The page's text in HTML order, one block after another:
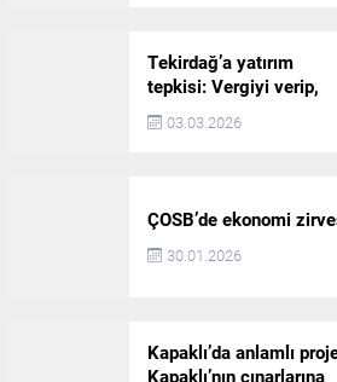
Tekirdağ’a yatırım
tepkisi: Vergiyi verip,
hizmet almayan bir iliz
03.03.2026
ÇOSB’de ekonomi
30.01.2026
Kapaklı’da anlamlı
Kapaklı’nın çınarlarına